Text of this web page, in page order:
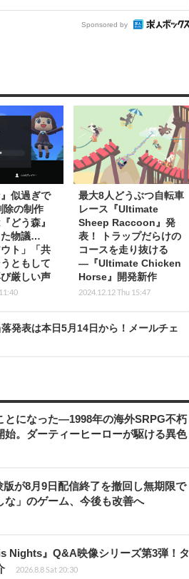
Sponsored by
』似過ぎで
除の制作
どう森』
た物議…
ウト」「共
ともして
厳しい声
最大8人どうぶつ自転車
レース『Ultimate
Sheep Raccoon』発
表！ トラップだらけの
コースを走り抜ける
―『Ultimate Chicken
Horse』開発新作
2024.12.12 Thu 15:47
発表は本日5月14日から！メールチェ
とになった―1998年の海外SRPG不朽
。ダーティーヒーローが駆ける異色
が8月9日配信終了を撤回し無期限で
」のゲーム、今後も改善へ
Nights』Q&A映像シリーズ第3弾！タ
2026.8.8 Sat 20:30